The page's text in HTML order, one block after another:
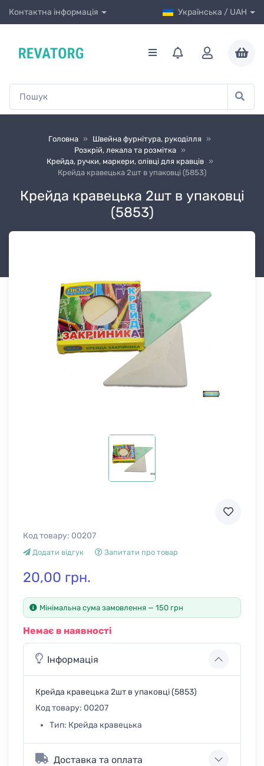
Контактна інформація Українська / UAH
Головна » Швейна фурнітура, рукоділля
»
Розкрій, лекала та розмітка
»
Крейда, ручки, маркери, олівці для кравців
»
Крейда кравецька 2шт в упаковці (5853)
Крейда кравецька 2шт в упаковці
(5853)
Код товару: 00207
Додати відгук Запитати про товар
20,00 грн.
Мінімальна сума замовлення — 150 грн
Немає в наявності
Інформація
Крейда кравецька 2шт в упаковці (5853)
Код товару: 00207
Тип: Крейда кравецька
Доставка та оплата